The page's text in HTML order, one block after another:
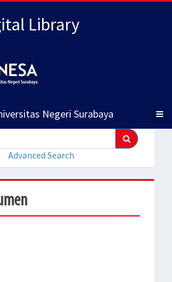
Library
Negeri Surabaya
Advanced Search